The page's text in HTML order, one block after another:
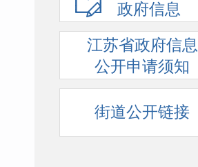
政府信息
江苏省政府信息
公开申请须知
街道公开链接